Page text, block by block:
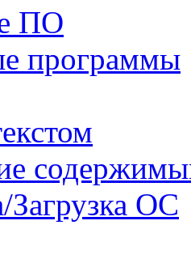
ПО
программы
Загрузка ОС